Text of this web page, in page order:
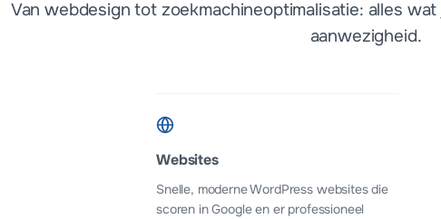
Van webdesign tot zoekmachineoptimalisatie: alles
aanwezigheid.
Websites
Snelle, moderne WordPress websites die
scoren in Google en er professioneel